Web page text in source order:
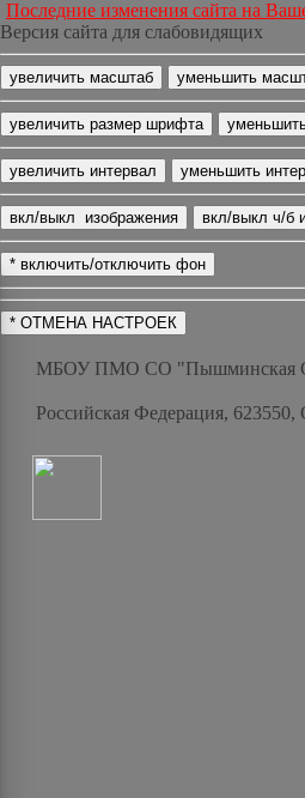
Последние изменения сайта на
Версия сайта для слабовидящих
МБОУ ПМО СО
Российская Федерация,